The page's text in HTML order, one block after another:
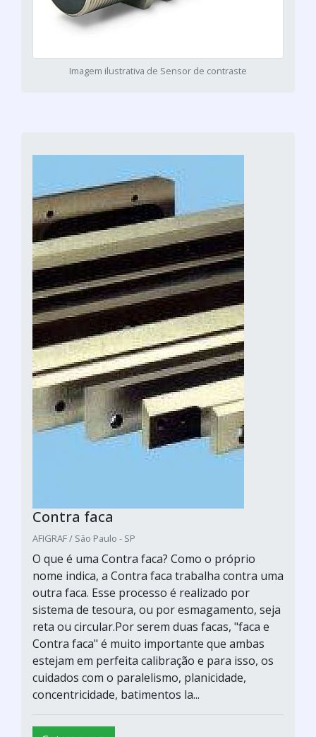
Imagem ilustrativa de Sensor de contraste
Contra faca
AFIGRAF / São Paulo - SP
O que é uma Contra faca? Como o próprio
nome indica, a Contra faca trabalha contra uma
outra faca. Esse processo é realizado por
sistema de tesoura, ou por esmagamento, seja
reta ou circular.Por serem duas facas, "faca e
Contra faca" é muito importante que ambas
estejam em perfeita calibração e para isso, os
cuidados com o paralelismo, planicidade,
concentricidade, batimentos la...